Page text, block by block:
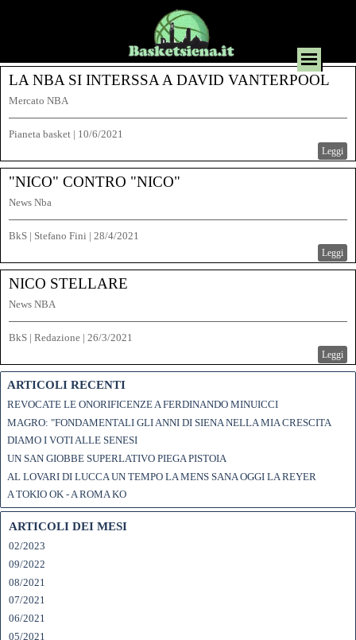
LA NBA SI INTERSSA A DAVID VANTERPOOL
Mercato NBA
Pianeta basket | 10/6/2021
Leggi
"NICO" CONTRO "NICO"
News Nba
BkS | Stefano Fini | 28/4/2021
Leggi
NICO STELLARE
News NBA
BkS | Redazione | 26/3/2021
Leggi
ARTICOLI RECENTI
REVOCATE LE ONORIFICENZE A FERDINANDO MINUICCI
MAGRO: "FONDAMENTALI GLI ANNI DI SIENA NELLA MIA CRESCITA
DIAMO I VOTI ALLE SENESI
UN SAN GIOBBE SUPERLATIVO PIEGA PISTOIA
AL LOVARI DI LUCCA UN TEMPO LA MENS SANA OGGI LA REYER
A TOKIO OK - A ROMA KO
ARTICOLI DEI MESI
02/2023
09/2022
08/2021
07/2021
06/2021
05/2021